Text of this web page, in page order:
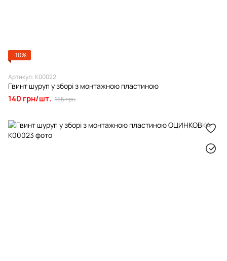
−10%
Артикул: К00022
Гвинт шуруп у зборі з монтажною пластиною
140 грн/шт. 155 грн